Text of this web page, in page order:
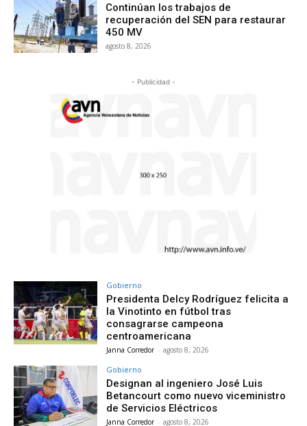
Continúan los trabajos de
recuperación del SEN para restaurar
450 MV
agosto 8, 2026
- Publicidad -
Gobierno
Presidenta Delcy Rodríguez felicita a
la Vinotinto en fútbol tras
consagrarse campeona
centroamericana
Janna Corredor - agosto 8, 2026
Gobierno
Designan al ingeniero José Luis
Betancourt como nuevo viceministro
de Servicios Eléctricos
Janna Corredor - agosto 8, 2026